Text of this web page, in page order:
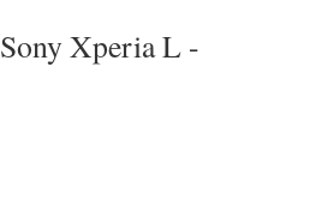
Sony Xperia L -